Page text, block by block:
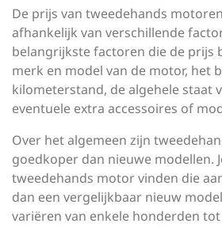
De prijs van tweedehands
afhankelijk van verschillende
belangrijkste factoren die de prijs
merk en model van de motor, het
kilometerstand, de algehele staat
eventuele extra accessoires of
Over het algemeen zijn
goedkoper dan nieuwe modellen.
tweedehands motor vinden die
dan een vergelijkbaar nieuw
variëren van enkele honderden tot